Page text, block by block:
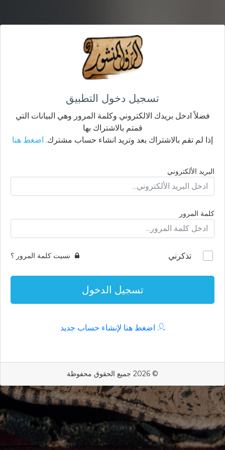
تسجيل دخول التطبيق
فضلاً ادخل بريدك الالكتروني وكلمة المرور وهي البيانات التي
قمتم بالاشتراك بها
إذا لم تقم بالاشتراك بعد وتريد انشاء حساب مشترك. اضغط هنا
البريد الألكتروني
كلمة المرور
تذكرني نسيت كلمة المرور ؟
تسجيل الدخول
اضغط هنا لإنشاء حساب جديد
© 2026 جميع الحقوق محفوظة